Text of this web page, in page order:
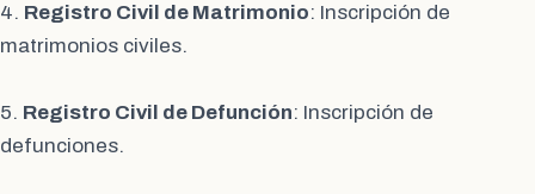
4. Registro Civil de Matrimonio: Inscripción de
matrimonios civiles.
5. Registro Civil de Defunción: Inscripción de
defunciones.